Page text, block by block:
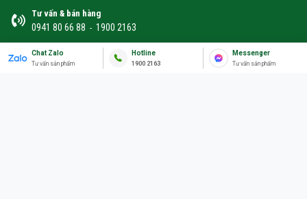
Tư vấn & bán hàng
0941 80 66 88 - 1900 2163
Email
info@titafa.com
Chat Zalo
Tư vấn sản phẩm
Hotline
1900 2163
Messenger
Tư vấn sản phẩm